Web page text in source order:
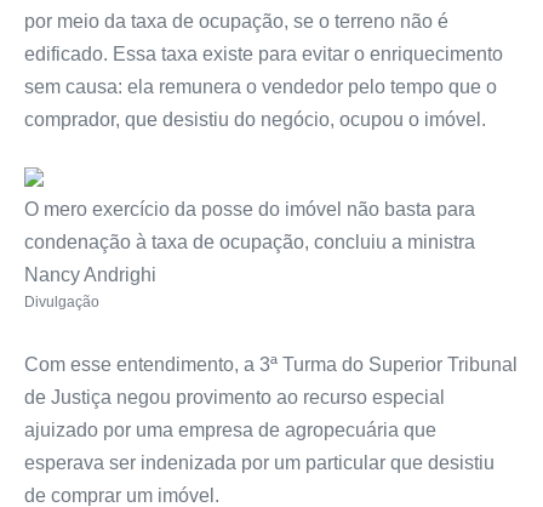
por meio da taxa de ocupação, se o terreno não é
edificado. Essa taxa existe para evitar o enriquecimento
sem causa: ela remunera o vendedor pelo tempo que o
comprador, que desistiu do negócio, ocupou o imóvel.
O mero exercício da posse do imóvel não basta para
condenação à taxa de ocupação, concluiu a ministra
Nancy Andrighi
Divulgação
Com esse entendimento, a 3ª Turma do Superior Tribunal
de Justiça negou provimento ao recurso especial
ajuizado por uma empresa de agropecuária que
esperava ser indenizada por um particular que desistiu
de comprar um imóvel.